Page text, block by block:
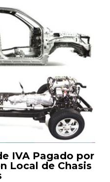
IVA Pagado por
Local de Chasis